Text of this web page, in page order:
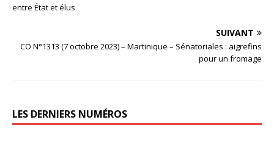
entre État et élus
SUIVANT
CO N°1313 (7 octobre 2023) – Martinique – Sénatoriales : aigrefins
pour un fromage
LES DERNIERS NUMÉROS